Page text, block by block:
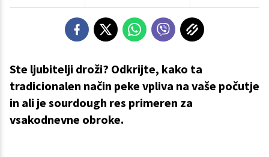
Ste ljubitelji droži? Odkrijte, kako ta
tradicionalen način peke vpliva na vaše počutje
in ali je sourdough res primeren za
vsakodnevne obroke.